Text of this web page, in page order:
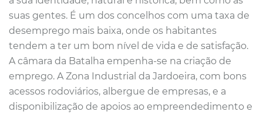
suas gentes. É um dos concelhos com uma taxa de
desemprego mais baixa, onde os habitantes
tendem a ter um bom nível de vida e de satisfação.
A câmara da Batalha empenha-se na criação de
emprego. A Zona Industrial da Jardoeira, com bons
acessos rodoviários, albergue de empresas, e a
disponibilização de apoios ao empreendedimento e